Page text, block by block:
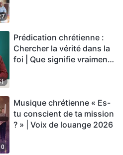
Prédication chrétienne :
Chercher la vérité dans la
foi | Que signifie vraiment
Musique chrétienne « Es-
tu conscient de ta mission
? » | Voix de louange 2026